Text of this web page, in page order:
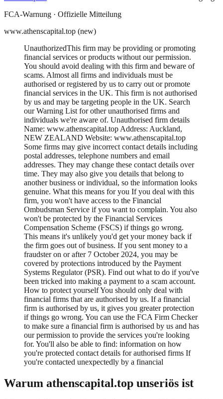
FCA-Warnung · Offizielle Mitteilung
www.athenscapital.top (new)
UnauthorizedThis firm may be providing or promoting
financial services or products without our permission.
You should avoid dealing with this firm and beware of
scams. Almost all firms and individuals must be
authorised or registered by us to carry out or promote
financial services in the UK. This firm is not authorised
by us and may be targeting people in the UK. Search
our Warning List for other unauthorised firms and
individuals we're aware of. Unauthorised firm details
Name: www.athenscapital.top Address: Auckland,
NEW ZEALAND Website: www.athenscapital.top
Some firms may give incorrect contact details including
postal addresses, telephone numbers and email
addresses. They may change these contact details over
time. They may also give you details that belong to
another business or individual, so the information looks
genuine. What this means for you If you deal with this
firm, you won't have access to the Financial
Ombudsman Service if you want to complain. You also
won't be protected by the Financial Services
Compensation Scheme (FSCS) if things go wrong.
This means it's unlikely you'd get your money back if
the firm goes out of business. If you sent money to a
fraudster on or after 7 October 2024, you may be
covered by protections introduced by the Payment
Systems Regulator (PSR). Find out what to do if you've
been tricked into making a payment to a scam account.
How to protect yourself You should only deal with
financial firms that are authorised by us. If a financial
firm is authorised by us, it gives you greater protection
if things go wrong. You can use the FCA Firm Checker
to make sure a financial firm is authorised by us and has
our permission to provide the services you're looking
for. You'll also be able to find: information on how
you're protected contact details for authorised firms If
you're contacted unexpectedly by a financial
Warum athenscapital.top unseriös ist